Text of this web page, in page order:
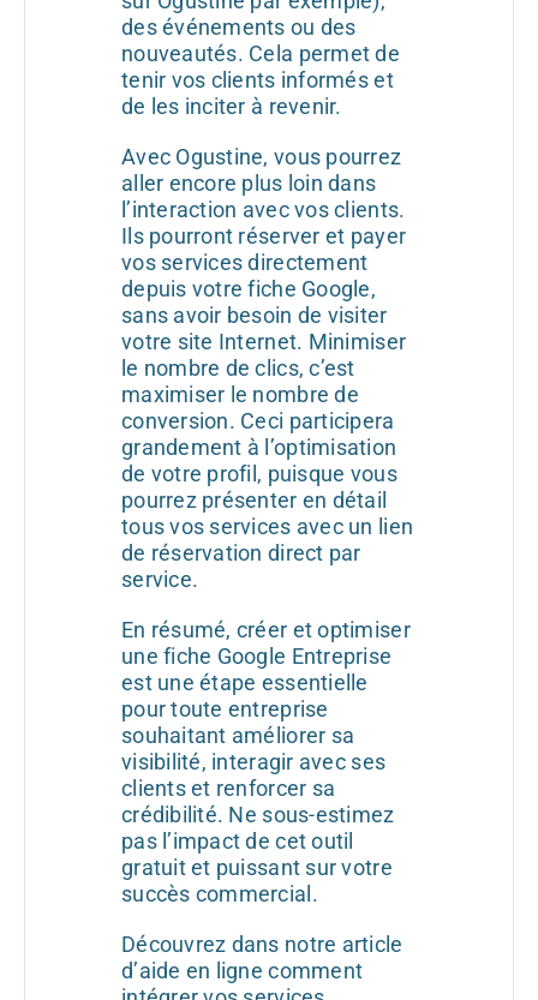
des événements ou des
nouveautés. Cela permet de
tenir vos clients informés et
de les inciter à revenir.
Avec Ogustine, vous pourrez
aller encore plus loin dans
l’interaction avec vos clients.
Ils pourront réserver et payer
vos services directement
depuis votre fiche Google,
sans avoir besoin de visiter
votre site Internet. Minimiser
le nombre de clics, c’est
maximiser le nombre de
conversion. Ceci participera
grandement à l’optimisation
de votre profil, puisque vous
pourrez présenter en détail
tous vos services avec un lien
de réservation direct par
service.
En résumé, créer et optimiser
une fiche Google Entreprise
est une étape essentielle
pour toute entreprise
souhaitant améliorer sa
visibilité, interagir avec ses
clients et renforcer sa
crédibilité. Ne sous-estimez
pas l’impact de cet outil
gratuit et puissant sur votre
succès commercial.
Découvrez dans notre article
d’aide en ligne comment